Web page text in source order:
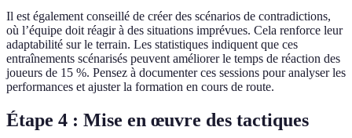
Il est également conseillé de créer des scénarios de contradictions,
où l’équipe doit réagir à des situations imprévues. Cela renforce leur
adaptabilité sur le terrain. Les statistiques indiquent que ces
entraînements scénarisés peuvent améliorer le temps de réaction des
joueurs de 15 %. Pensez à documenter ces sessions pour analyser les
performances et ajuster la formation en cours de route.
Étape 4 : Mise en œuvre des tactiques